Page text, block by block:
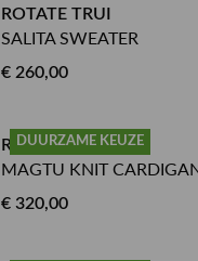
ROTATE TRUI
SALITA SWEATER
€ 260,00
DUURZAME KEUZE
ROTATE VEST
MAGTU KNIT
€ 320,00